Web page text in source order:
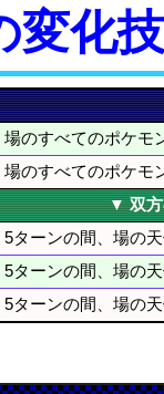
変化技
場のすべてのポケモ
場のすべてのポケモ
▼ 双方
5ターンの間、場の
5ターンの間、場の
5ターンの間、場の